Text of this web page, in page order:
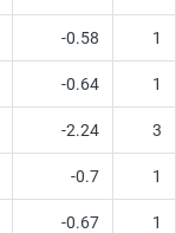
-0.58 1
-0.64 1
-2.24 3
-0.7 1
-0.67 1